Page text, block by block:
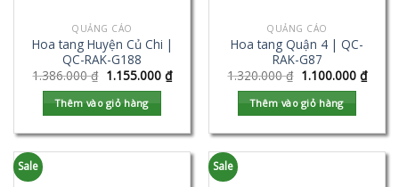
QUẢNG CÁO
Hoa tang Huyện Củ Chi |
QC-RAK-G188
1.386.000₫ 1.155.000 ₫
Thêm vào giỏ hàng
QUẢNG CÁO
Hoa tang Quận 4 | QC-
RAK-G87
1.320.000₫ 1.100.000 ₫
Thêm vào giỏ hàng
Sale Sale